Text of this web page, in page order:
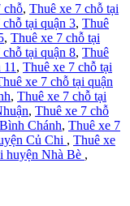
chỗ, Thuê xe 7 chỗ tại
tại quận 3, Thuê
, Thuê xe 7 chỗ tại
tại quận 8, Thuê
, Thuê xe 7 chỗ tại
xe 7 chỗ tại quận
, Thuê xe 7 chỗ tại
, Thuê xe 7 chỗ
Chánh, Thuê xe 7
Củ Chi , Thuê xe
huyện Nhà Bè ,